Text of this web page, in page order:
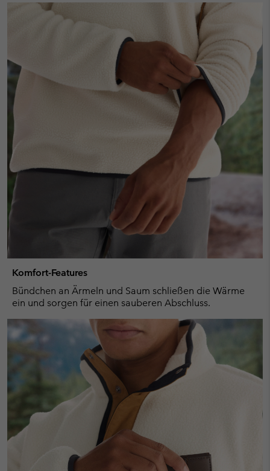
Komfort-Features
Bündchen an Ärmeln und Saum schließen die Wärme
ein und sorgen für einen sauberen Abschluss.